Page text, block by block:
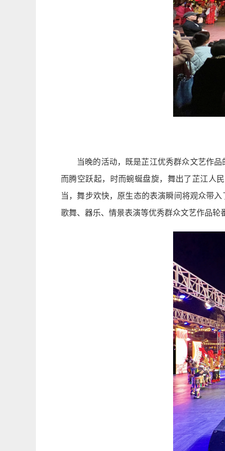
当晚的活动，既是芷江优秀群众文艺作
而腾空跃起，时而蜿蜒盘旋，舞出了芷江人
当，舞步欢快，原生态的表演瞬间将观众带
歌舞、器乐、情景表演等优秀群众文艺作品轮